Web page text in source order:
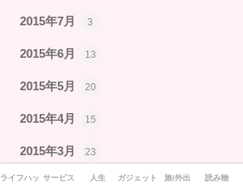
2015年7月 3
2015年6月 13
2015年5月 20
2015年4月 15
2015年3月 23
2015年2月 16
ライフハックサービス 人生 ガジェット 旅/外出 読み物